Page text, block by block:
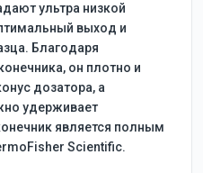
ультра низкой
выход и
Благодаря
он плотно и
дозатора, а
удерживает
является полным
Scientific.